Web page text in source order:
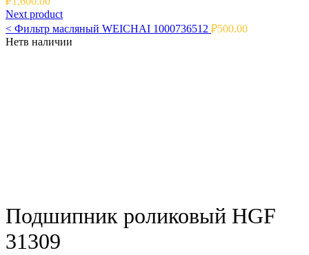
Next product
< Фильтр масляный WEICHAI 1000736512 ₽500.00
Нетв наличии
Подшипник роликовый HGF
31309